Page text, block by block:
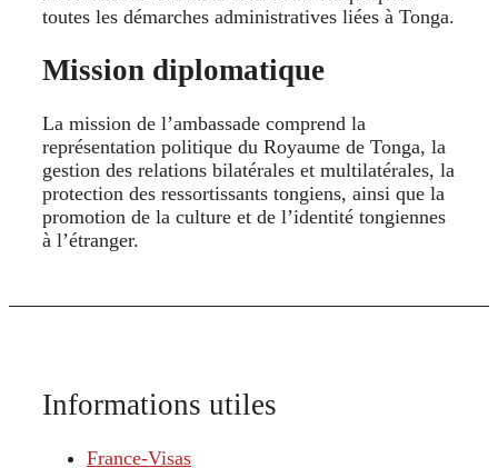
toutes les démarches administratives liées à Tonga.
Mission diplomatique
La mission de l’ambassade comprend la
représentation politique du Royaume de Tonga, la
gestion des relations bilatérales et multilatérales, la
protection des ressortissants tongiens, ainsi que la
promotion de la culture et de l’identité tongiennes
à l’étranger.
Informations utiles
France-Visas